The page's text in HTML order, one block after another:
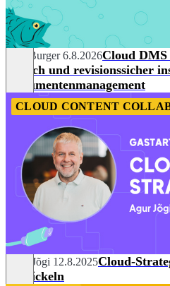
Julia Burger 6.8.2026Cloud
einfach und revisionssicher
Dokumentenmanagement
CLOUD CONTENT
Agur Jõgi 12.8.2025Cloud-
entwickeln